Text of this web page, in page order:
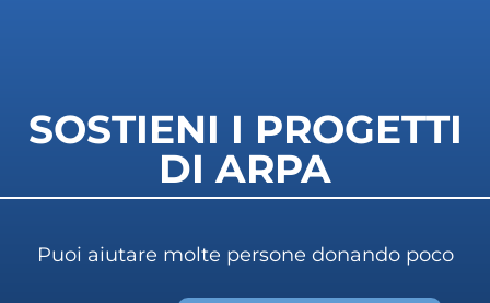
SOSTIENI I PROGETTI
DI ARPA
Puoi aiutare molte persone donando poco